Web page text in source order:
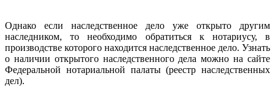
Однако если наследственное дело уже открыто другим
наследником, то необходимо обратиться к нотариусу, в
производстве которого находится наследственное дело. Узнать
о наличии открытого наследственного дела можно на сайте
Федеральной нотариальной палаты (реестр наследственных
дел).